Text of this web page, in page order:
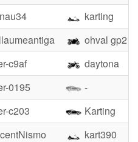
karting
ohval gp2
c9af
daytona
0195
-
c203
Karting
kart390